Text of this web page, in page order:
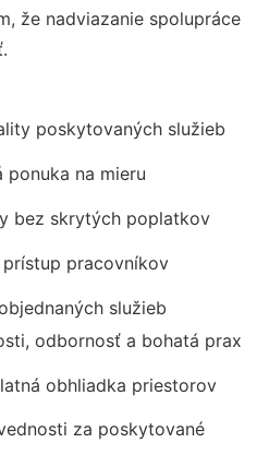
že nadviazanie spolupráce
poskytovaných služieb
ponuka na mieru
bez skrytých poplatkov
pracovníkov
služieb
odbornosť a bohatá prax
obhliadka priestorov
za poskytované